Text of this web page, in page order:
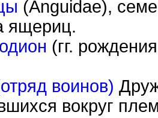
(Anguidae),
ящериц.
(гг.
воинов)
вокруг